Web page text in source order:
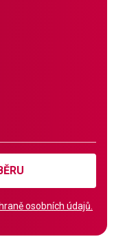
osobních údajů.